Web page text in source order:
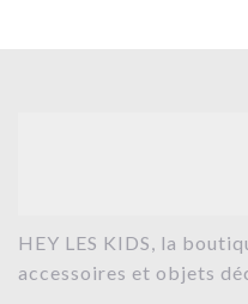
HEY LES KIDS, la
accessoires et objets